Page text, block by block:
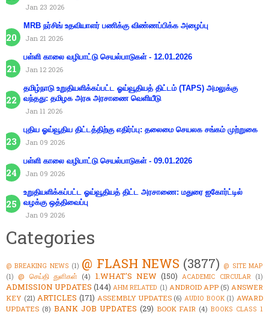
Jan 23 2026
MRB நர்சிங் உதவியாளர் பணிக்கு விண்ணப்பிக்க அழைப்பு
Jan 21 2026
பள்ளி காலை வழிபாட்டு செயல்பாடுகள் - 12.01.2026
Jan 12 2026
தமிழ்நாடு உறுதியளிக்கப்பட்ட ஓய்வூதியத் திட்டம் (TAPS) அமலுக்கு
வந்தது: தமிழக அரசு அரசாணை வெளியீடு
Jan 11 2026
புதிய ஓய்வூதிய திட்டத்திற்கு எதிர்ப்பு: தலைமை செயலக சங்கம் முற்றுகை
Jan 09 2026
பள்ளி காலை வழிபாட்டு செயல்பாடுகள் - 09.01.2026
Jan 09 2026
உறுதியளிக்கப்பட்ட ஓய்வூதியத் திட்ட அரசாணை: மதுரை ஐகோர்ட்டில்
வழக்கு ஒத்திவைப்பு
Jan 09 2026
Categories
@ BREAKING NEWS (1) @ FLASH NEWS (3877) @ SITE MAP
(1) @ செய்தி துளிகள் (4) 1.WHAT'S NEW (150) ACADEMIC CIRCULAR (1)
ADMISSION UPDATES (144) AHM RELATED (1) ANDROID APP (5) ANSWER
KEY (21) ARTICLES (171) ASSEMBLY UPDATES (6) AUDIO BOOK (1) AWARD
UPDATES (8) BANK JOB UPDATES (29) BOOK FAIR (4) BOOKS CLASS 1